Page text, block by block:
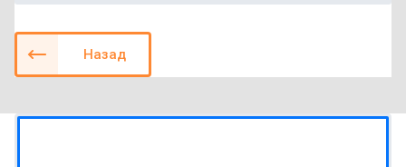
Назад